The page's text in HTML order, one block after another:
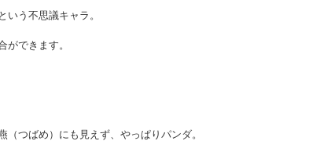
う不思議キャラ。
ができます。
つばめ）にも見えず、やっぱりパンダ。